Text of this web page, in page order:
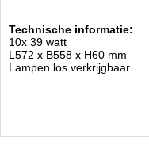
Technische informatie:
10x 39 watt
L572 x B558 x H60 mm
Lampen los verkrijgbaar